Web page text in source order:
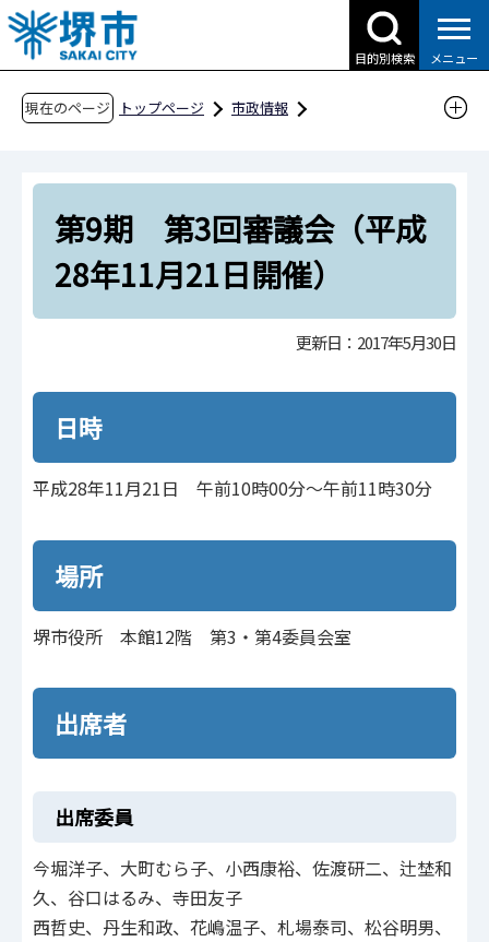
こ
の
ペ
目的別検索 メニュー
現在のページ トップページ
市政情報
環境局
環境事業部
堺市廃棄物減量等推進審議会
審議会の開催状況
平成28年度
第9期 第3回審議会（平成28年11月21日開催）
第9期 第3回審議会（平成
28年11月21日開催）
更新日：2017年5月30日
日時
平成28年11月21日 午前10時00分～午前11時30分
場所
堺市役所 本館12階 第3・第4委員会室
出席者
出席委員
今堀洋子、大町むら子、小西康裕、佐渡研二、辻埜和
久、谷口はるみ、寺田友子
西哲史、丹生和政、花嶋温子、札場泰司、松谷明男、